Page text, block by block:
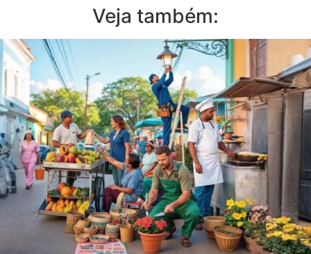
Veja também: